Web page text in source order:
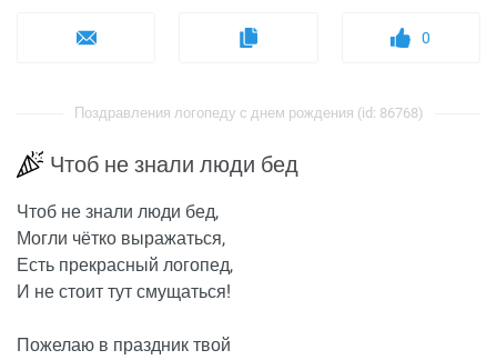
0
Поздравления логопеду с днем рождения (id: 86768)
Чтоб не знали люди бед
Чтоб не знали люди бед,
Могли чётко выражаться,
Есть прекрасный логопед,
И не стоит тут смущаться!
Пожелаю в праздник твой